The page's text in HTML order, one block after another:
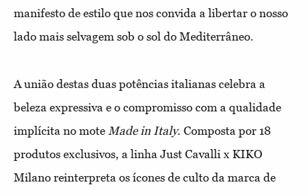
manifesto de estilo que nos convida a libertar o nosso
lado mais selvagem sob o sol do Mediterrâneo.
A união destas duas potências italianas celebra a
beleza expressiva e o compromisso com a qualidade
implícita no mote Made in Italy. Composta por 18
produtos exclusivos, a linha Just Cavalli x KIKO
Milano reinterpreta os ícones de culto da marca de